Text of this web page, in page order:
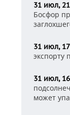
31 июл,
Босфор
31 июл,
экспорту
31 июл,
может